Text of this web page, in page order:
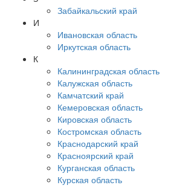
Забайкальский край
И
Ивановская область
Иркутская область
К
Калининградская область
Калужская область
Камчатский край
Кемеровская область
Кировская область
Костромская область
Краснодарский край
Красноярский край
Курганская область
Курская область